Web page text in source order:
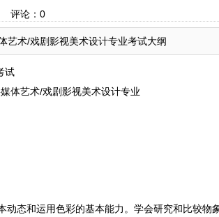
评论： 0
艺术/戏剧影视美术设计专业考试大纲
试
体艺术/戏剧影视美术设计专业
态和运用色彩的基本能力。学会研究和比较物